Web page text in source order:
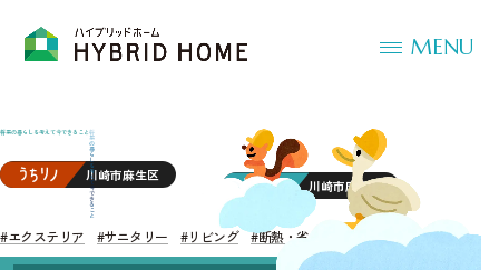
MENU
将来の暮らしを考えて今できること
川崎市麻生区
川崎市麻生区
#エクステリア #サニタリー #リビング #断熱・省エネ